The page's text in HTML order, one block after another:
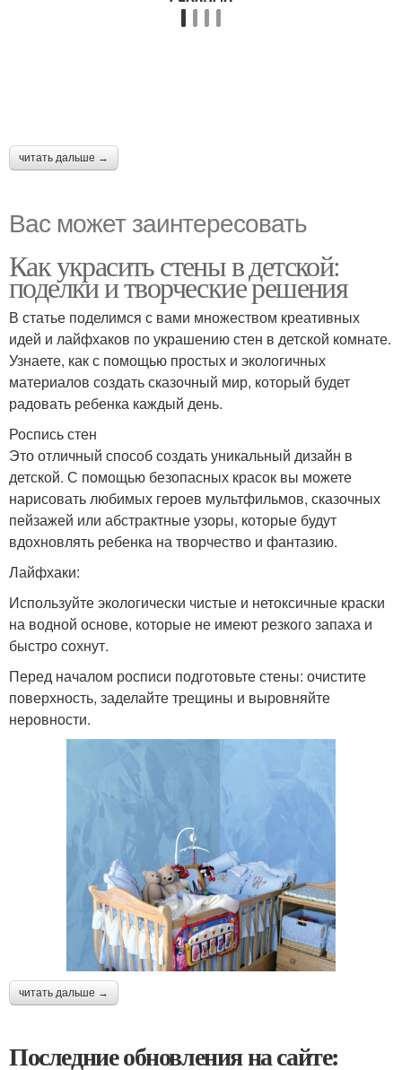
читать дальше →
Вас может заинтересовать
Как украсить стены в детской:
поделки и творческие решения
В статье поделимся с вами множеством креативных
идей и лайфхаков по украшению стен в детской комнате.
Узнаете, как с помощью простых и экологичных
материалов создать сказочный мир, который будет
радовать ребенка каждый день.
Роспись стен
Это отличный способ создать уникальный дизайн в
детской. С помощью безопасных красок вы можете
нарисовать любимых героев мультфильмов, сказочных
пейзажей или абстрактные узоры, которые будут
вдохновлять ребенка на творчество и фантазию.
Лайфхаки:
Используйте экологически чистые и нетоксичные краски
на водной основе, которые не имеют резкого запаха и
быстро сохнут.
Перед началом росписи подготовьте стены: очистите
поверхность, заделайте трещины и выровняйте
неровности.
читать дальше →
Последние обновления на сайте: